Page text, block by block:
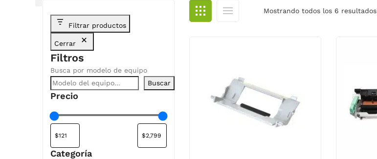
Mostrando todos los 6 resultados
Filtrar productos
Cerrar
Filtros
Busca por modelo de equipo
Buscar
Precio
Categoría